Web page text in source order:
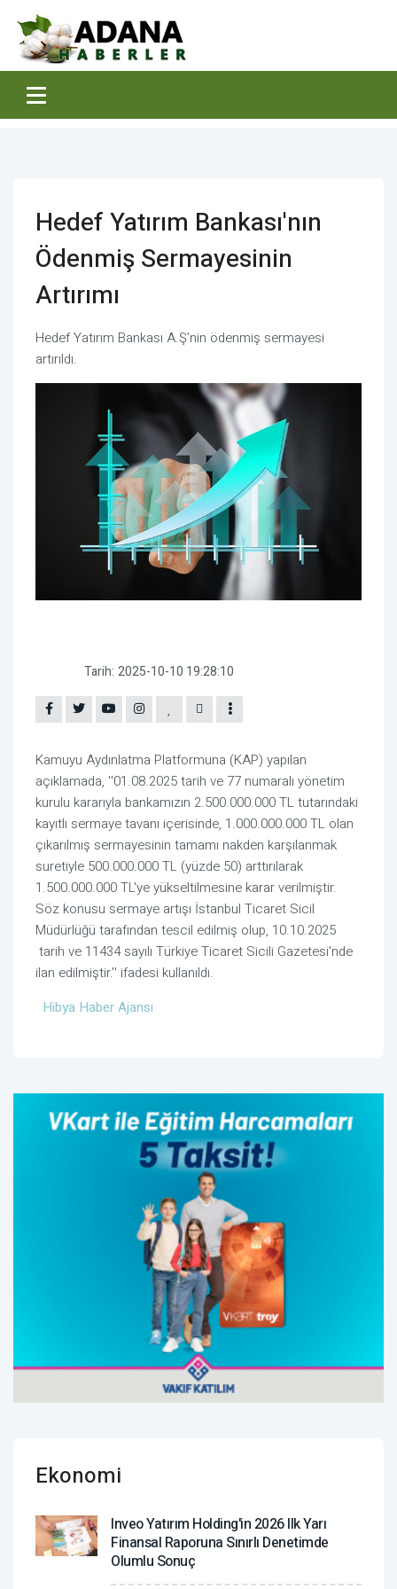
Hedef Yatırım Bankası'nın
Ödenmiş Sermayesinin
Artırımı
Hedef Yatırım Bankası A.Ş'nin ödenmiş sermayesi
artırıldı.
Tarih: 2025-10-10 19:28:10
Kamuyu Aydınlatma Platformuna (KAP) yapılan
açıklamada, ''01.08.2025 tarih ve 77 numaralı yönetim
kurulu kararıyla bankamızın 2.500.000.000 TL tutarındaki
kayıtlı sermaye tavanı içerisinde, 1.000.000.000 TL olan
çıkarılmış sermayesinin tamamı nakden karşılanmak
suretiyle 500.000.000 TL (yüzde 50) arttırılarak
1.500.000.000 TL'ye yükseltilmesine karar verilmiştir.
Söz konusu sermaye artışı İstanbul Ticaret Sicil
Müdürlüğü tarafından tescil edilmiş olup, 10.10.2025
tarih ve 11434 sayılı Türkiye Ticaret Sicili Gazetesi'nde
ilan edilmiştir.'' ifadesi kullanıldı.
Hibya Haber Ajansı
Ekonomi
Inveo Yatırım Holding'in 2026 Ilk Yarı
Finansal Raporuna Sınırlı Denetimde
Olumlu Sonuç